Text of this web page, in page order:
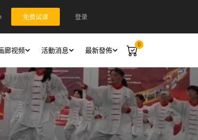
免费试课 登录
廊视频 活動消息 最新發佈
0